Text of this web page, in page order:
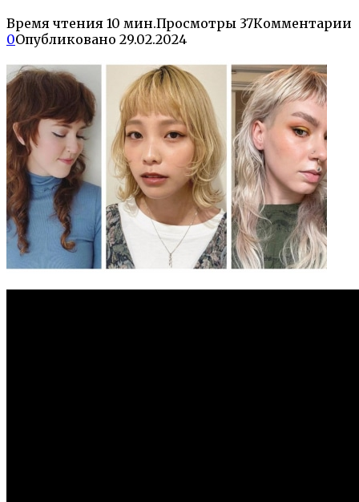
Время чтения 10 мин.Просмотры 37Комментарии
0Опубликовано 29.02.2024